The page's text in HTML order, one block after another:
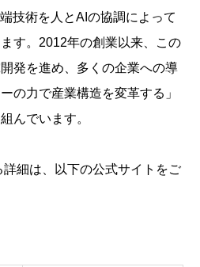
技術を人とAIの協調によって
す。2012年の創業以来、この
発を進め、多くの企業への導
の力で産業構造を変革する」
んでいます。
細は、以下の公式サイトをご